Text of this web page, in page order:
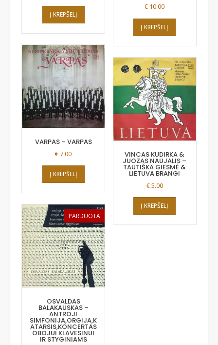
Į KREPŠELĮ
€ 10.00
Į KREPŠELĮ
VARPAS – VARPAS
€7.00
Į KREPŠELĮ
VINCAS KUDIRKA &
JUOZAS NAUJALIS –
TAUTIŠKA GIESMĖ &
LIETUVA BRANGI
€5.00
Į KREPŠELĮ
PARDUOTA
OSVALDAS
BALAKAUSKAS –
ANTROJI
SIMFONIJA,ORGIJA,K
ATARSIS,KONCERTAS
OBOJUI KLAVESINUI
IR STYGINIAMS